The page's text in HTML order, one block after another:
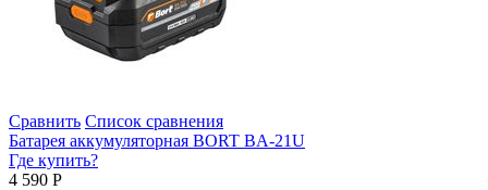
Сравнить Список сравнения
Батарея аккумуляторная BORT BA-21U
Где купить?
4 590 Р